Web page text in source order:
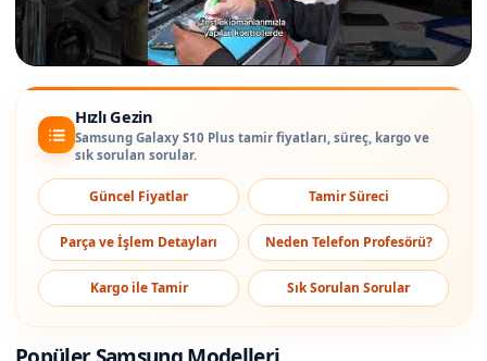
Hızlı Gezin
Samsung Galaxy S10 Plus tamir fiyatları, süreç, kargo ve
sık sorulan sorular.
Güncel Fiyatlar Tamir Süreci
Parça ve İşlem Detayları Neden Telefon Profesörü?
Kargo ile Tamir Sık Sorulan Sorular